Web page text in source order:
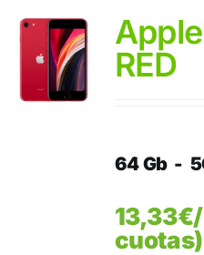
RED
64 Gb -